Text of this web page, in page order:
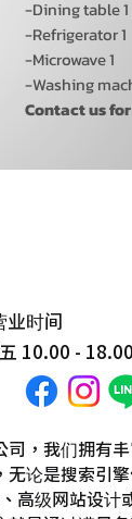
-Dining table 1
-Refrigerator 1
-Microwave 1
-Washing
Contact us
业时间
10.00 - 18.00
，我们拥有
无论是搜索引
高级网站设计